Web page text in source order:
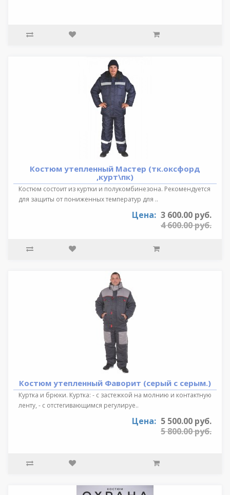
Костюм утепленный Мастер (тк.оксфорд
,курт\пк)
Костюм состоит из куртки и полукомбинезона. Рекомендуется
для защиты от пониженных температур для ..
Цена: 3 600.00 руб.
4 600.00 руб.
Костюм утепленный Фаворит (серый с серым.)
Куртка и брюки. Куртка: - с застежкой на молнию и контактную
ленту, - с отстегивающимся регулируе..
Цена: 5 500.00 руб.
5 800.00 руб.